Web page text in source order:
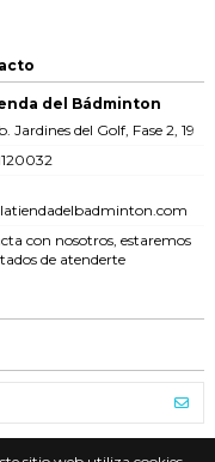
del Bádminton
Jardines del Golf, Fase 2, 19
con nosotros, estaremos
de atenderte